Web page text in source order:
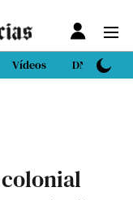
Vídeos DN Sport